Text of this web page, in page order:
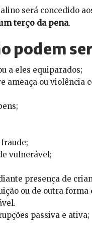
será concedido
terço da pena.
podem
a eles equiparados;
ameaça ou violência
vulnerável;
presença de
ou de outra forma
passiva e ativa;